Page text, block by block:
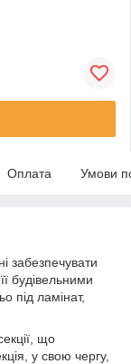
Оплата Умови
забезпечувати
будівельними
під ламінат,
що
у свою чергу,